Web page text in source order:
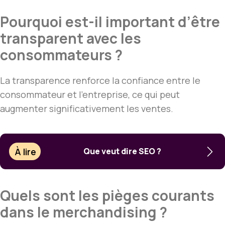
Pourquoi est-il important d’être
transparent avec les
consommateurs ?
La transparence renforce la confiance entre le
consommateur et l’entreprise, ce qui peut
augmenter significativement les ventes.
À lire Que veut dire SEO ?
Quels sont les pièges courants
dans le merchandising ?